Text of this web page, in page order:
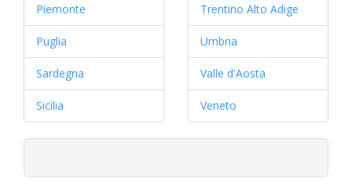
Piemonte
Puglia
Sardegna
Sicilia
Trentino Alto Adige
Umbria
Valle d'Aosta
Veneto